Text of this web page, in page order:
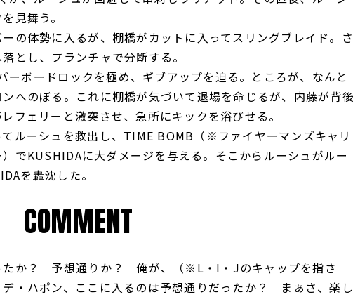
見舞う。
の体勢に入るが、棚橋がカットに入ってスリングブレイド。さ
とし、プランチャで分断する。
ボードロックを極め、ギブアップを迫る。ところが、なんと
へのぼる。これに棚橋が気づいて退場を命じるが、内藤が背後
フェリーと激突させ、急所にキックを浴びせる。
ルーシュを救出し、TIME BOMB（※ファイヤーマンズキャリ
でKUSHIDAに大ダメージを与える。そこからルーシュがルー
を轟沈した。
COMMENT
たか？ 予想通りか？ 俺が、（※L・I・Jのキャップを指さ
・ハポン、ここに入るのは予想通りだったか？ まぁさ、楽し